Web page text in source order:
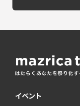
イベント